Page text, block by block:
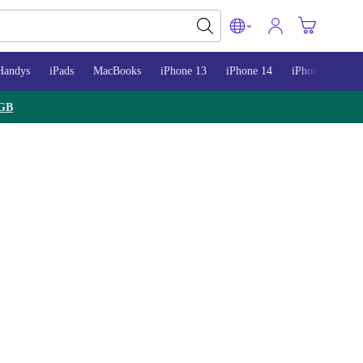
iPads MacBooks iPhone 13 iPhone 14 iPhone 15